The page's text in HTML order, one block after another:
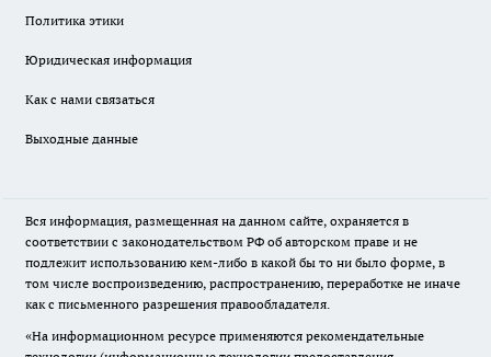
Политика этики
Юридическая информация
Как с нами связаться
Выходные данные
Вся информация, размещенная на данном сайте, охраняется в
соответствии с законодательством РФ об авторском праве и не
подлежит использованию кем-либо в какой бы то ни было форме, в
том числе воспроизведению, распространению, переработке не иначе
как с письменного разрешения правообладателя.
«На информационном ресурсе применяются рекомендательные